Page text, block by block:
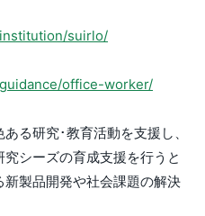
suirlo/
office-worker/
る研究･教育活動を支援し、
シーズの育成支援を行うと
製品開発や社会課題の解決